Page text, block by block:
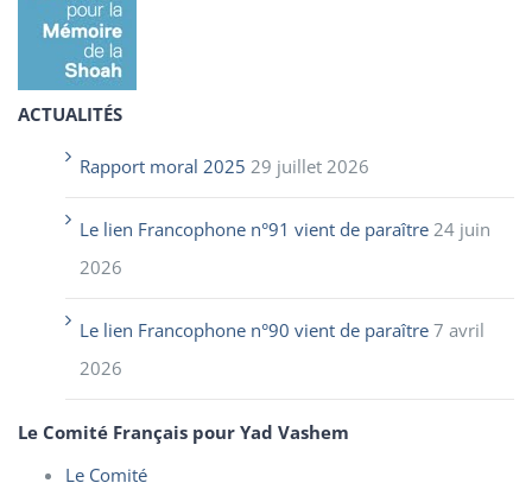
ACTUALITÉS
Rapport moral 2025 29 juillet 2026
Le lien Francophone n°91 vient de paraître 24 juin
2026
Le lien Francophone n°90 vient de paraître 7 avril
2026
Le Comité Français pour Yad Vashem
Le Comité